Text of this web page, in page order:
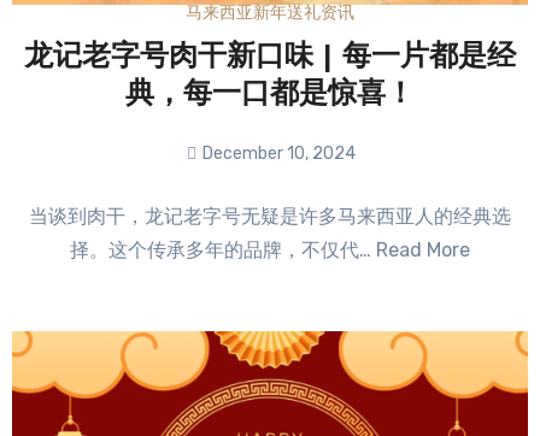
马来西亚新年送礼资讯
龙记老字号肉干新口味 | 每一片都是经
典，每一口都是惊喜！
December 10, 2024
Comments
当谈到肉干，龙记老字号无疑是许多马来西亚人的经典选
择。这个传承多年的品牌，不仅代… Read More